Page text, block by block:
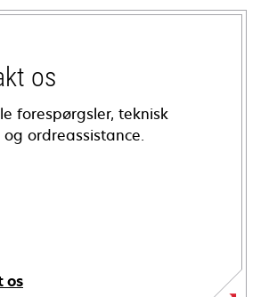
os
forespørgsler, teknisk
ordreassistance.
os